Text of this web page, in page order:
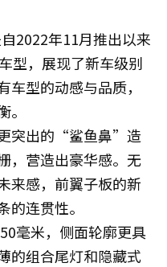
2022年11月推出以来
型，展现了新车级别
型的动感与品质，
突出的“鲨鱼鼻”造
，营造出豪华感。无
来感，前翼子板的新
连贯性。
毫米，侧面轮廓更具
的组合尾灯和隐藏式